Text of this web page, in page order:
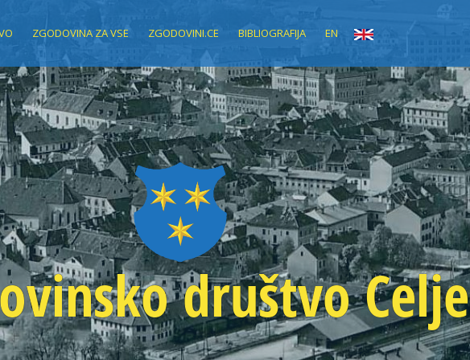
ZGODOVINA ZA VSE ZGODOVINI.CE BIBLIOGRAFIJA EN
društvo Celje